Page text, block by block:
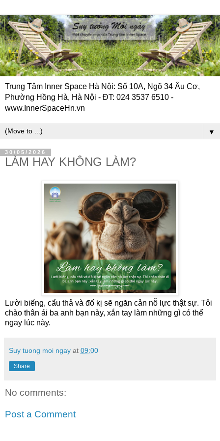
Trung Tâm Inner Space Hà Nội: Số 10A, Ngõ 34 Âu Cơ,
Phường Hồng Hà, Hà Nội - ĐT: 024 3537 6510 -
www.InnerSpaceHn.vn
▼
30/05/2026
LÀM HAY KHÔNG LÀM?
Lười biếng, cẩu thả và đố kị sẽ ngăn cản nỗ lực thật sự. Tôi
chào thân ái ba anh bạn này, xắn tay làm những gì có thể
ngay lúc này.
Suy tuong moi ngay at 09:00
Share
No comments:
Post a Comment